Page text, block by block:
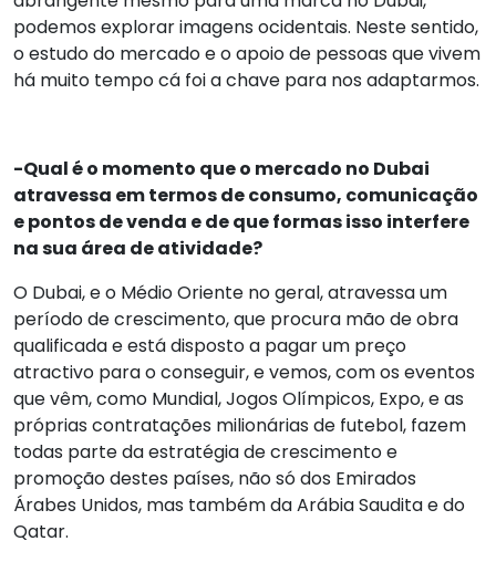
podemos explorar imagens ocidentais. Neste sentido,
o estudo do mercado e o apoio de pessoas que vivem
há muito tempo cá foi a chave para nos adaptarmos.
-Qual é o momento que o mercado no Dubai
atravessa em termos de consumo, comunicação
e pontos de venda e de que formas isso interfere
na sua área de atividade?
O Dubai, e o Médio Oriente no geral, atravessa um
período de crescimento, que procura mão de obra
qualificada e está disposto a pagar um preço
atractivo para o conseguir, e vemos, com os eventos
que vêm, como Mundial, Jogos Olímpicos, Expo, e as
próprias contratações milionárias de futebol, fazem
todas parte da estratégia de crescimento e
promoção destes países, não só dos Emirados
Árabes Unidos, mas também da Arábia Saudita e do
Qatar.